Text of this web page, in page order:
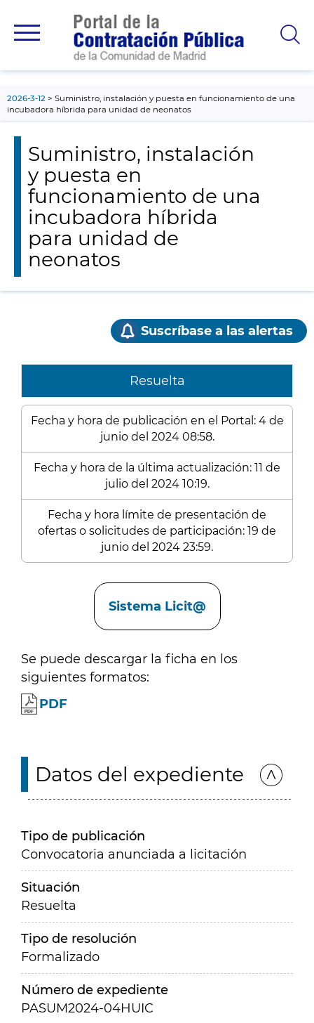
principal
2026-3-12
Suministro, instalación y puesta en funcionamiento de una
incubadora híbrida para unidad de neonatos
Suministro, instalación
y puesta en
funcionamiento de una
incubadora híbrida
para unidad de
neonatos
Suscríbase a las alertas
Resuelta
Fecha y hora de publicación en el Portal: 4 de
junio del 2024 08:58.
Fecha y hora de la última actualización: 11 de
julio del 2024 10:19.
Fecha y hora límite de presentación de
ofertas o solicitudes de participación: 19 de
junio del 2024 23:59.
Sistema Licit@
Se puede descargar la ficha en los
siguientes formatos:
PDF
Datos del expediente
Tipo de publicación
Convocatoria anunciada a licitación
Situación
Resuelta
Tipo de resolución
Formalizado
Número de expediente
PASUM2024-04HUIC